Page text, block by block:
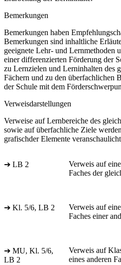
Bemerkungen
Bemerkungen haben
Bemerkungen sind inhaltliche
geeignete Lehr- und Lernmethoden
einer differenzierten Förderung der
zu Lernzielen und Lerninhalten des
Fächern und zu den überfachlichen
der Schule mit dem
Verweisdarstellungen
Verweise auf Lernbereiche des
sowie auf überfachliche Ziele
grafischder Elemente
➔ LB 2
Verweis auf
Faches der
➔ Kl. 5/6, LB 2
Verweis auf
Faches einer
➔ MU, Kl. 5/6,
LB 2
Verweis auf
eines anderen